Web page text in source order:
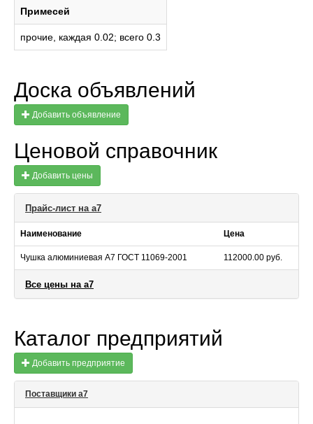
Примесей
прочие, каждая 0.02; всего 0.3
Доска объявлений
Добавить объявление
Ценовой справочник
Добавить цены
Прайс-лист на а7
Наименование Цена
Чушка алюминиевая А7 ГОСТ 11069-2001 112000.00 руб.
Все цены на а7
Каталог предприятий
Добавить предприятие
Поставщики а7